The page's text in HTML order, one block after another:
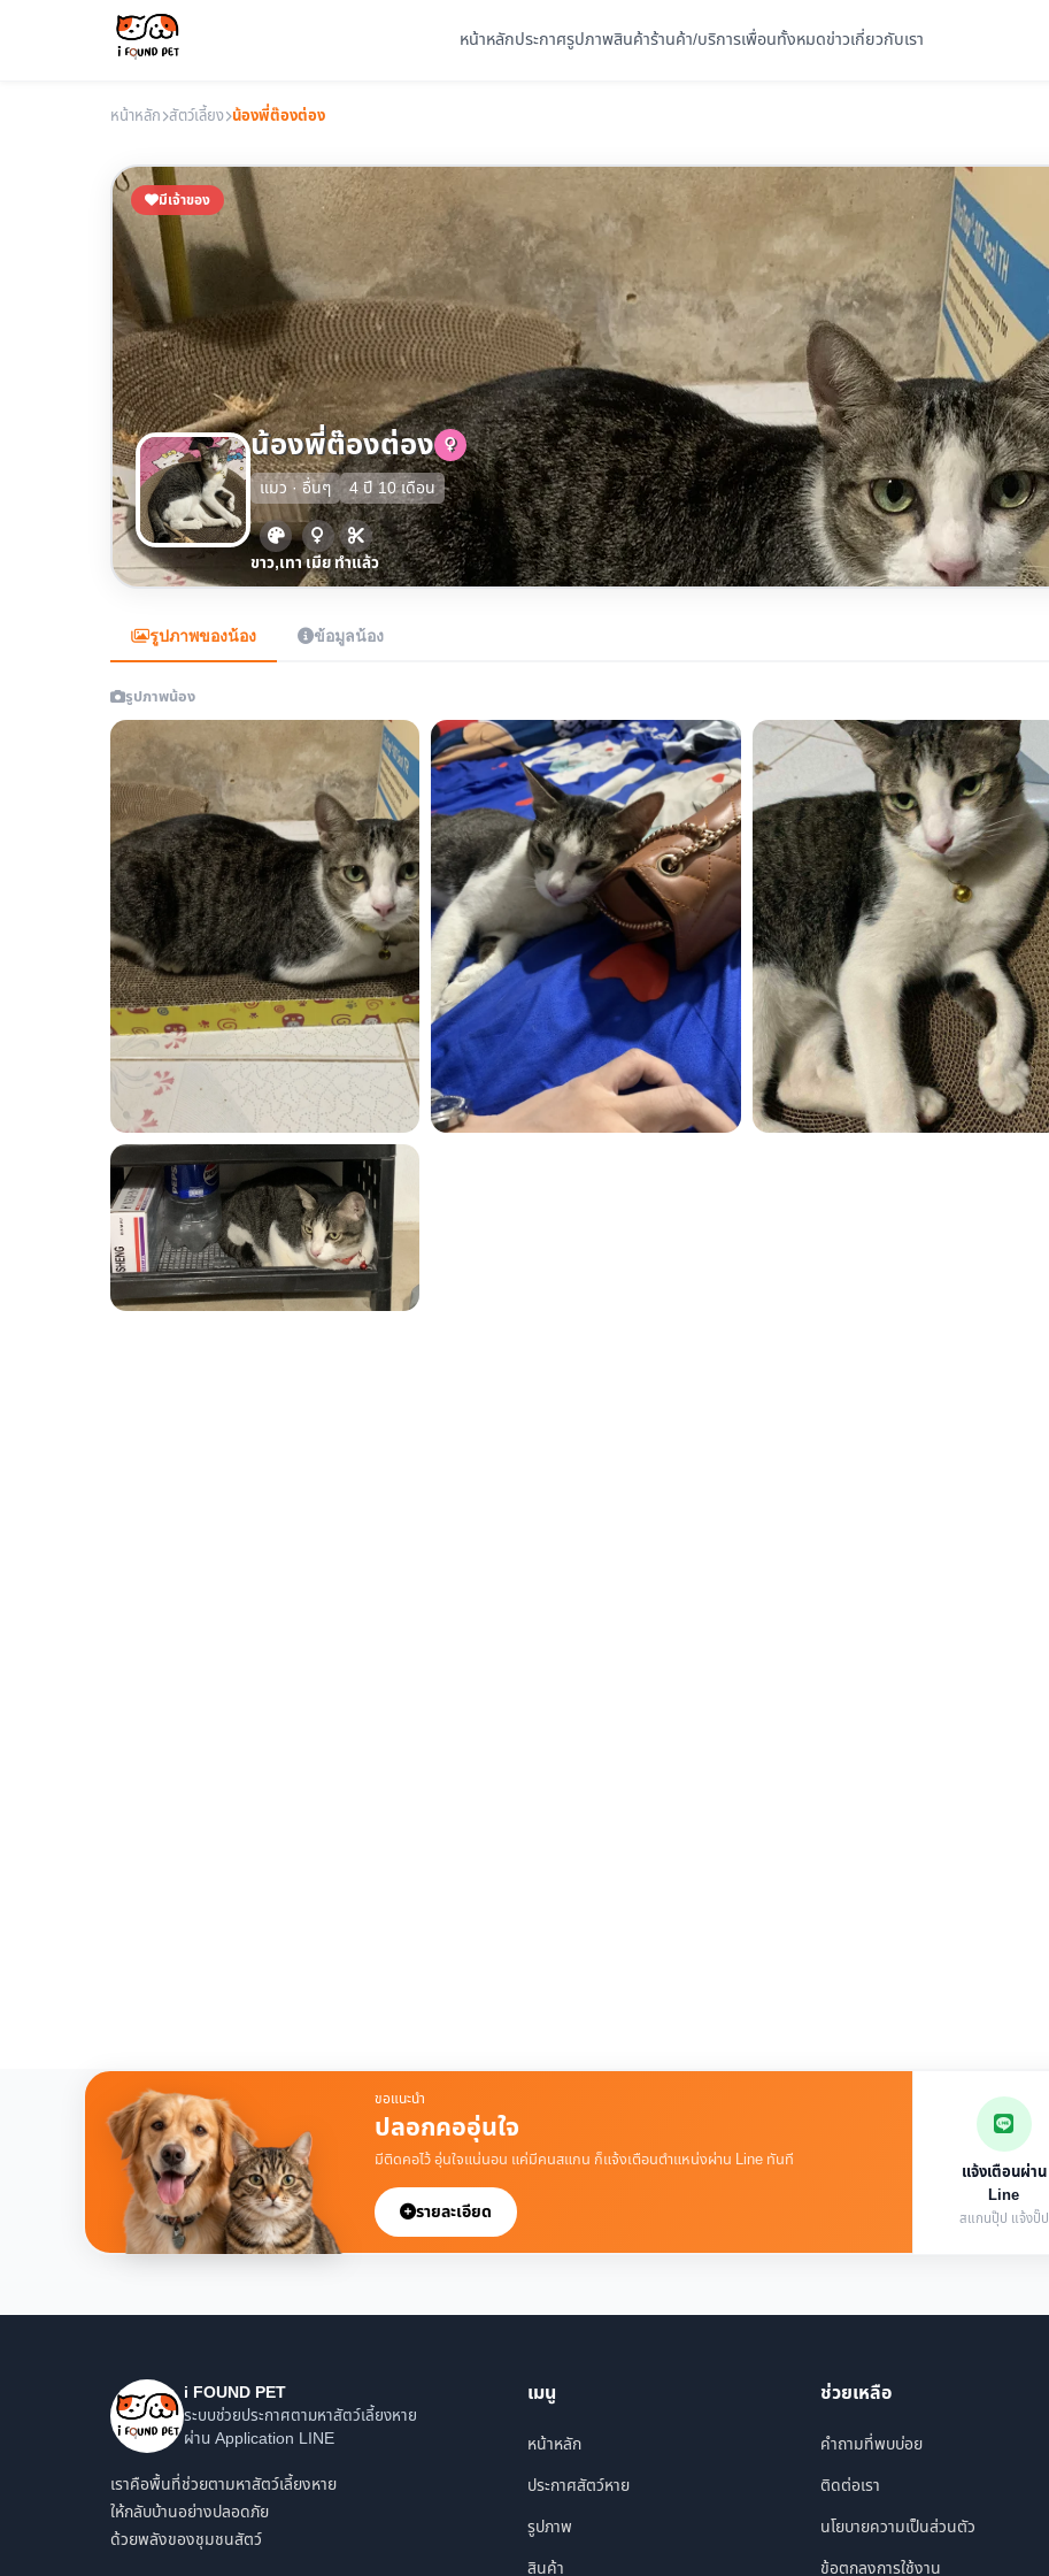
หน้าหลักประกาศรูปภาพสินค้าร้านค้า/บริการเพื่อนทั้งหมดข่าวเกี่ยวกับเรา
หน้าหลัก สัตว์เลี้ยง น้องพี่ต๊องต่อง
มีเจ้าของ
น้องพี่ต๊องต่อง
แมว · อื่นๆ 4 ปี 10 เดือน
ขาว,เทาเมียทำแล้ว
รูปภาพของน้อง ข้อมูลน้อง
รูปภาพน้อง
ขอแนะนำ
ปลอกคออุ่นใจ
มีติดคอไว้ อุ่นใจแน่นอน แค่มีคนสแกน ก็แจ้งเตือนตำแหน่งผ่าน Line ทันที
รายละเอียด
แจ้งเตือนผ่าน
Line
สแกนปุ๊ป แจ้งปั๊ป
i FOUND PET
ระบบช่วยประกาศตามหาสัตว์เลี้ยงหาย
ผ่าน Application LINE
เราคือพื้นที่ช่วยตามหาสัตว์เลี้ยงหาย
ให้กลับบ้านอย่างปลอดภัย
ด้วยพลังของชุมชนสัตว์
เมนู
หน้าหลัก
ประกาศสัตว์หาย
รูปภาพ
สินค้า
ช่วยเหลือ
คำถามที่พบบ่อย
ติดต่อเรา
นโยบายความเป็นส่วนตัว
ข้อตกลงการใช้งาน